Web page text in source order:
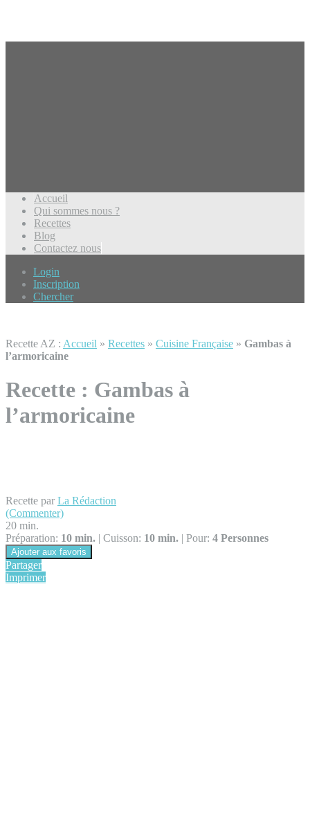
Accueil
Qui sommes nous ?
Recettes
Blog
Contactez nous
Login
Inscription
Chercher
Recette AZ : Accueil » Recettes » Cuisine Française » Gambas à
l’armoricaine
Recette : Gambas à
l’armoricaine
Recette par La Rédaction
(Commenter)
20 min.
Préparation: 10 min. | Cuisson: 10 min. | Pour: 4 Personnes
Ajouter aux favoris
Partager
Imprimer